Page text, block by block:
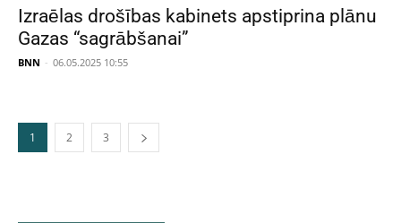
Izraēlas drošības kabinets apstiprina plānu
Gazas “sagrābšanai”
BNN - 06.05.2025 10:55
1 2 3